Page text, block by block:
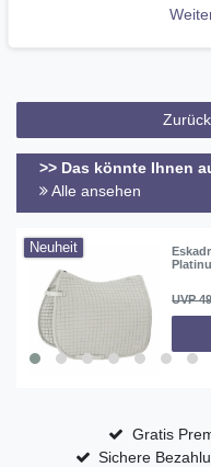
>> Das könnte Ihnen
Alle ansehen
Neuheit
UVP
Gratis
Sichere